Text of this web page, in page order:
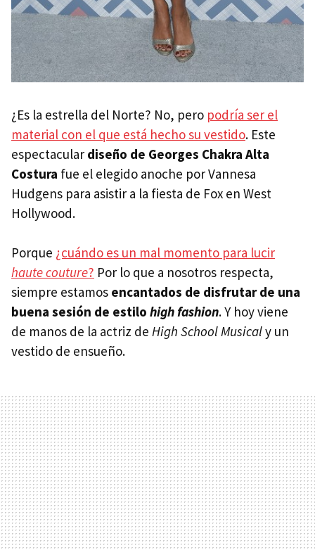
¿Es la estrella del Norte? No, pero podría ser el
material con el que está hecho su vestido. Este
espectacular diseño de Georges Chakra Alta
Costura fue el elegido anoche por Vannesa
Hudgens para asistir a la fiesta de Fox en West
Hollywood.
Porque ¿cuándo es un mal momento para lucir
haute couture? Por lo que a nosotros respecta,
siempre estamos encantados de disfrutar de una
buena sesión de estilo high fashion. Y hoy viene
de manos de la actriz de High School Musicaly un
vestido de ensueño.